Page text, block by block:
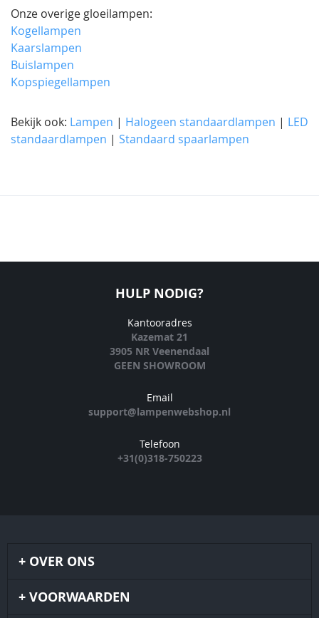
Onze overige gloeilampen:
Kogellampen
Kaarslampen
Buislampen
Kopspiegellampen
Bekijk ook: Lampen | Halogeen standaardlampen | LED
standaardlampen | Standaard spaarlampen
HULP NODIG?
Kantooradres
Kazemat 21
3905 NR Veenendaal
GEEN SHOWROOM
Email
support@lampenwebshop.nl
Telefoon
+31(0)318-750223
OVER ONS
VOORWAARDEN